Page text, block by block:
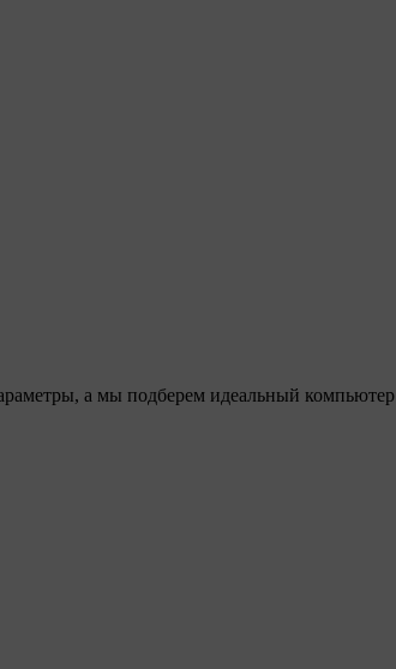
а мы подберем идеальный компьютер